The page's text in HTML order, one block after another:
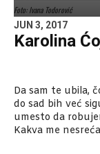
Foto: Ivana Todorović
JUN 3, 2017
Karolina
Da sam te ubila,
do sad bih već
umesto da
Kakva me